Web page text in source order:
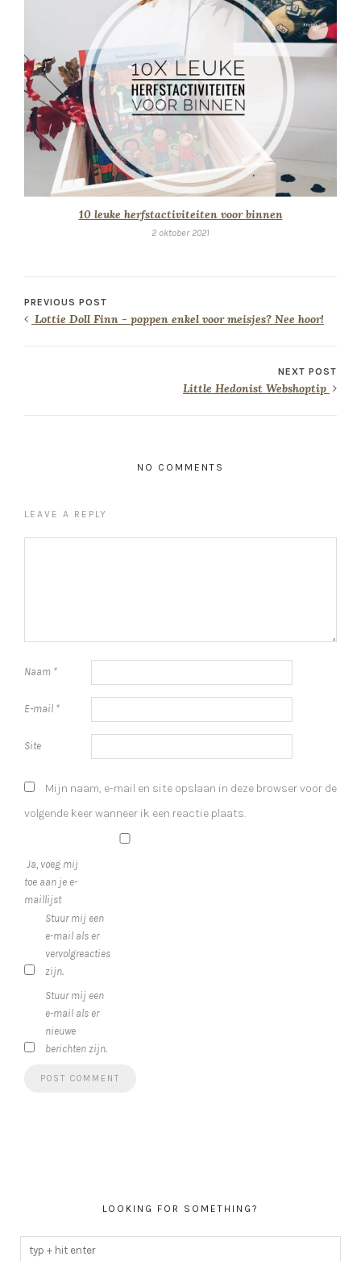
10 leuke herfstactiviteiten voor binnen
2 oktober 2021
PREVIOUS POST
Lottie Doll Finn - poppen enkel voor meisjes? Nee hoor!
NEXT POST
Little Hedonist Webshoptip
NO COMMENTS
LEAVE A REPLY
Naam *
E-mail *
Site
Mijn naam, e-mail en site opslaan in deze browser voor de
volgende keer wanneer ik een reactie plaats.
Ja, voeg mij
toe aan je e-
maillijst
Stuur mij een
e-mail als er
vervolgreacties
zijn.
Stuur mij een
e-mail als er
nieuwe
berichten zijn.
LOOKING FOR SOMETHING?